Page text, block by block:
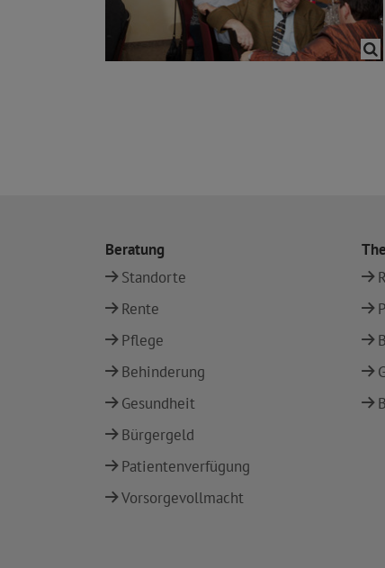
Beratung
Standorte
Rente
Pflege
Behinderung
Gesundheit
Bürgergeld
Patientenverfügung
Vorsorgevollmacht